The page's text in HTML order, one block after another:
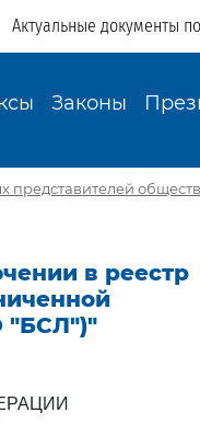
Актуальные документы
Законы
представителей
в реестр
"БСЛ")"